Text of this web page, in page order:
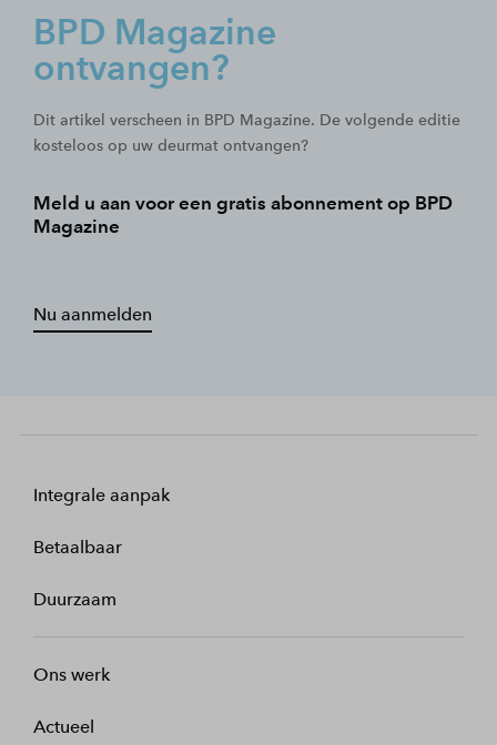
BPD Magazine
ontvangen?
Dit artikel verscheen in BPD Magazine. De volgende editie
kosteloos op uw deurmat ontvangen?
Meld u aan voor een gratis abonnement op BPD
Magazine
Nu aanmelden
Integrale aanpak
Betaalbaar
Duurzaam
Ons werk
Actueel